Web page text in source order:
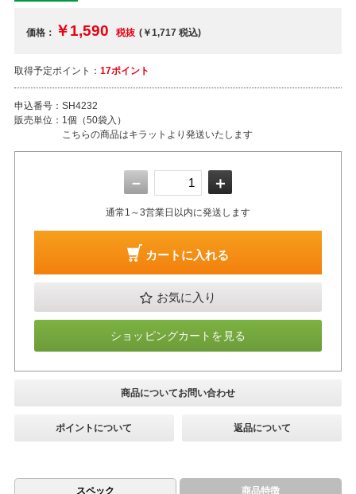
価格： ￥1,590 税抜 (￥1,717税込)
取得予定ポイント： 17ポイント
申込番号： SH4232
販売単位： 1個（50袋入）
こちらの商品はキラットより発送いたします
－ ＋
通常1～3営業日以内に発送します
カートに入れる
お気に入り
ショッピングカートを見る
商品についてお問い合わせ
ポイントについて 返品について
スペック 商品特徴